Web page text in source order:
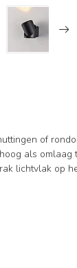
of
als omlaag
lichtvlak op